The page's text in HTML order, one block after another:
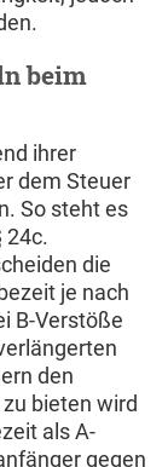
beim
ihrer
dem Steuer
So steht es
24c.
die
je nach
B-Verstöße
den
bieten wird
als A-
gegen